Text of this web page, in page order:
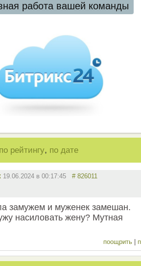
работа вашей команды
по рейтингу, по дате
19.06.2024 в 00:17:45 # 826011
замужем и муженек замешан.
насиловать жену? Мутная
поощрить